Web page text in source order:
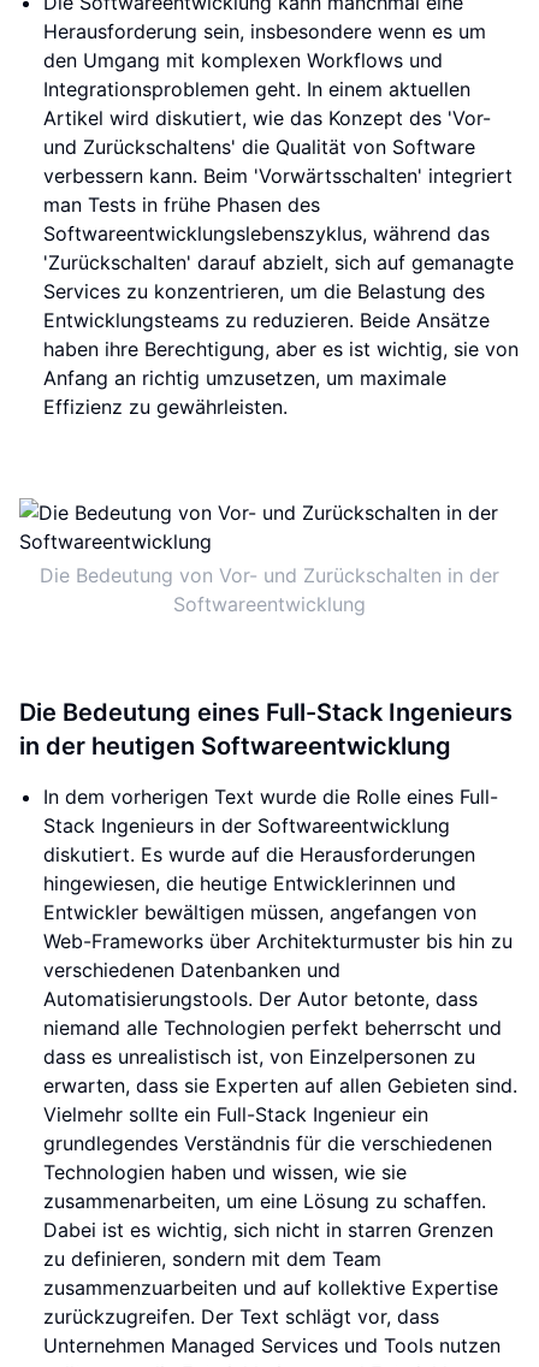
Herausforderung sein, insbesondere wenn es um
den Umgang mit komplexen Workflows und
Integrationsproblemen geht. In einem aktuellen
Artikel wird diskutiert, wie das Konzept des 'Vor-
und Zurückschaltens' die Qualität von Software
verbessern kann. Beim 'Vorwärtsschalten' integriert
man Tests in frühe Phasen des
Softwareentwicklungslebenszyklus, während das
'Zurückschalten' darauf abzielt, sich auf gemanagte
Services zu konzentrieren, um die Belastung des
Entwicklungsteams zu reduzieren. Beide Ansätze
haben ihre Berechtigung, aber es ist wichtig, sie von
Anfang an richtig umzusetzen, um maximale
Effizienz zu gewährleisten.
Die Bedeutung von Vor- und Zurückschalten in der
Softwareentwicklung
Die Bedeutung eines Full-Stack Ingenieurs
in der heutigen Softwareentwicklung
In dem vorherigen Text wurde die Rolle eines Full-
Stack Ingenieurs in der Softwareentwicklung
diskutiert. Es wurde auf die Herausforderungen
hingewiesen, die heutige Entwicklerinnen und
Entwickler bewältigen müssen, angefangen von
Web-Frameworks über Architekturmuster bis hin zu
verschiedenen Datenbanken und
Automatisierungstools. Der Autor betonte, dass
niemand alle Technologien perfekt beherrscht und
dass es unrealistisch ist, von Einzelpersonen zu
erwarten, dass sie Experten auf allen Gebieten sind.
Vielmehr sollte ein Full-Stack Ingenieur ein
grundlegendes Verständnis für die verschiedenen
Technologien haben und wissen, wie sie
zusammenarbeiten, um eine Lösung zu schaffen.
Dabei ist es wichtig, sich nicht in starren Grenzen
zu definieren, sondern mit dem Team
zusammenzuarbeiten und auf kollektive Expertise
zurückzugreifen. Der Text schlägt vor, dass
Unternehmen Managed Services und Tools nutzen